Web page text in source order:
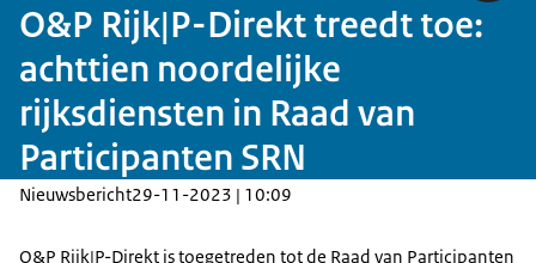
O&P Rijk|P-Direkt treedt toe:
achttien noordelijke
rijksdiensten in Raad van
Participanten SRN
Nieuwsbericht29-11-2023 | 10:09
O&P Rijk|P-Direkt is toegetreden tot de Raad van Participanten